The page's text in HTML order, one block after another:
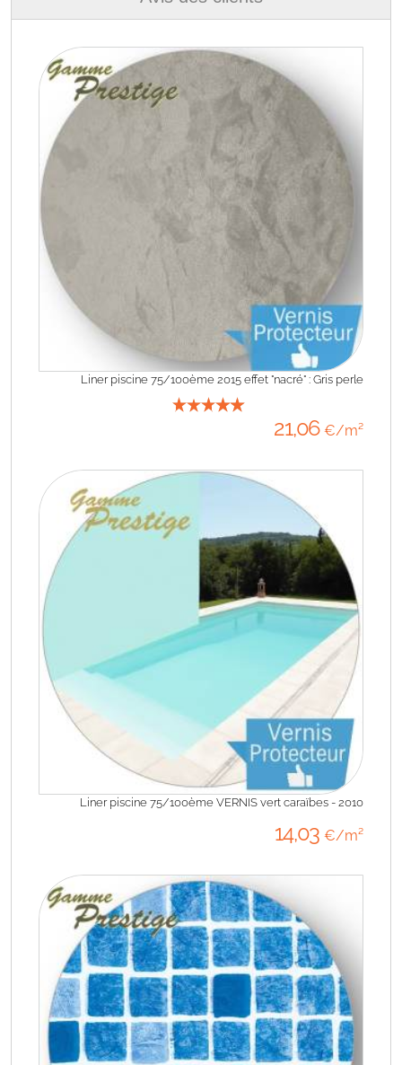
Liner piscine 75/100ème 2015 effet "nacré" : Gris perle
21,06 €/m²
Liner piscine 75/100ème VERNIS vert caraïbes - 2010
14,03 €/m²